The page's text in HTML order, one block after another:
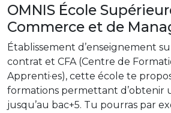
OMNIS École
Commerce et de
Établissement d’enseignement
contrat et CFA (Centre de
Apprenti·es), cette école te
formations permettant d’obtenir
jusqu’au bac+5. Tu pourras par